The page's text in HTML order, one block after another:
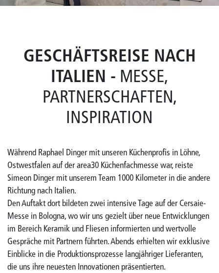
GESCHÄFTSREISE NACH
ITALIEN - MESSE,
PARTNERSCHAFTEN,
INSPIRATION
Während Raphael Dinger mit unseren Küchenprofis in Löhne,
Ostwestfalen auf der area30 Küchenfachmesse war, reiste
Simeon Dinger mit unserem Team 1000 Kilometer in die andere
Richtung nach Italien.
Den Auftakt dort bildeten zwei intensive Tage auf der Cersaie-
Messe in Bologna, wo wir uns gezielt über neue Entwicklungen
im Bereich Keramik und Fliesen informierten und wertvolle
Gespräche mit Partnern führten. Abends erhielten wir exklusive
Einblicke in die Produktionsprozesse langjähriger Lieferanten,
die uns ihre neuesten Innovationen präsentierten.